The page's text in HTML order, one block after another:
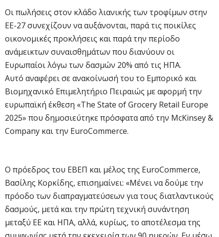
Οι πωλήσεις στον κλάδο λιανικής των τροφίμων στην
ΕΕ-27 συνεχίζουν να αυξάνονται, παρά τις ποικίλες
οικονομικές προκλήσεις και παρά την περίοδο
ανάμεικτων συναισθημάτων που διανύουν οι
Ευρωπαίοι λόγω των δασμών 20% από τις ΗΠΑ.
Αυτό αναφέρει σε ανακοίνωσή του το Εμπορικό και
Βιομηχανικό Επιμελητήριο Πειραιώς με αφορμή την
ευρωπαϊκή έκθεση «The State of Grocery Retail Europe
2025» που δημοσιεύτηκε πρόσφατα από την McKinsey &
Company και την EuroCommerce.
Ο πρόεδρος του ΕΒΕΠ και μέλος της EuroCommerce,
Βασίλης Κορκίδης, επισημαίνει: «Μένει να δούμε την
πρόοδο των διαπραγματεύσεων για τους διατλαντικούς
δασμούς, μετά και την πρώτη τεχνική συνάντηση
μεταξύ ΕΕ και ΗΠΑ, αλλά, κυρίως, το αποτέλεσμα της